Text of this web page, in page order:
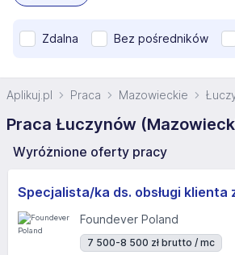
Zdalna Bez pośredników
Aplikuj.pl Praca Mazowieckie
Praca Łuczynów
Wyróżnione oferty pracy
Foundever Poland
7 500-8 500 zł brutto / mc